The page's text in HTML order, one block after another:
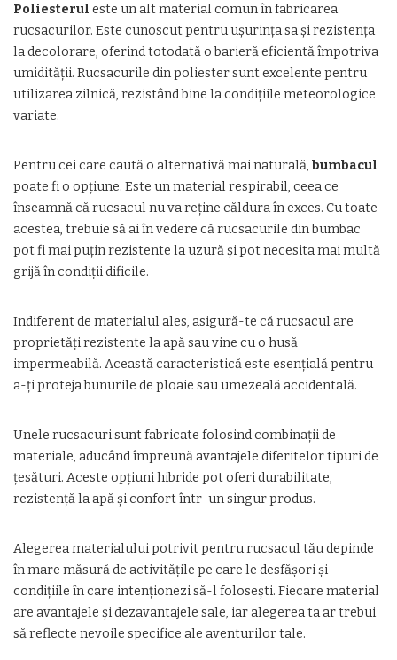
Poliesterul este un alt material comun în fabricarea
rucsacurilor. Este cunoscut pentru ușurința sa și rezistența
la decolorare, oferind totodată o barieră eficientă împotriva
umidității. Rucsacurile din poliester sunt excelente pentru
utilizarea zilnică, rezistând bine la condițiile meteorologice
variate.
Pentru cei care caută o alternativă mai naturală, bumbacul
poate fi o opțiune. Este un material respirabil, ceea ce
înseamnă că rucsacul nu va reține căldura în exces. Cu toate
acestea, trebuie să ai în vedere că rucsacurile din bumbac
pot fi mai puțin rezistente la uzură și pot necesita mai multă
grijă în condiții dificile.
Indiferent de materialul ales, asigură-te că rucsacul are
proprietăți rezistente la apă sau vine cu o husă
impermeabilă. Această caracteristică este esențială pentru
a-ți proteja bunurile de ploaie sau umezeală accidentală.
Unele rucsacuri sunt fabricate folosind combinații de
materiale, aducând împreună avantajele diferitelor tipuri de
țesături. Aceste opțiuni hibride pot oferi durabilitate,
rezistență la apă și confort într-un singur produs.
Alegerea materialului potrivit pentru rucsacul tău depinde
în mare măsură de activitățile pe care le desfășori și
condițiile în care intenționezi să-l folosești. Fiecare material
are avantajele și dezavantajele sale, iar alegerea ta ar trebui
să reflecte nevoile specifice ale aventurilor tale.